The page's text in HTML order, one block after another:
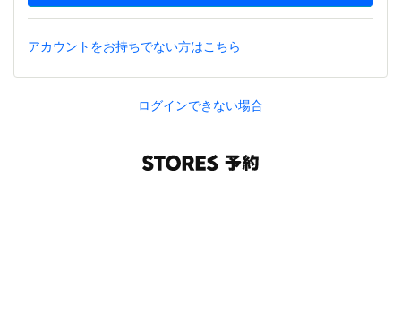
アカウントをお持ちでない方はこちら
ログインできない場合